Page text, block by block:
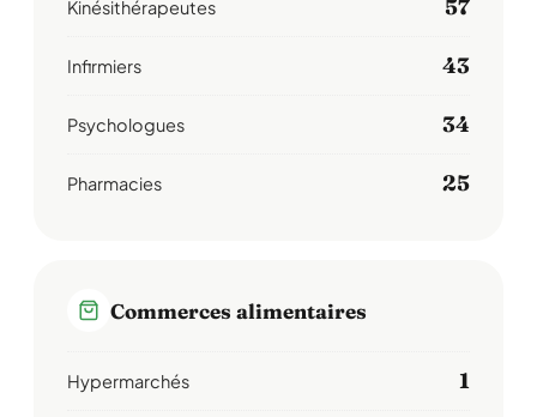
Kinésithérapeutes 57
Infirmiers 43
Psychologues 34
Pharmacies 25
Commerces alimentaires
Hypermarchés 1